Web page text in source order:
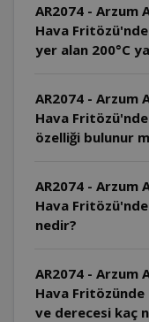
AR2074 - Arzum
Hava
yer alan 200°C
AR2074 - Arzum
Hava Fritözü'nde
özelliği bulunur
AR2074 - Arzum
Hava
nedir?
AR2074 - Arzum Airtasty XL Air Fryer Sıcak
Hava
ve derecesi kaç